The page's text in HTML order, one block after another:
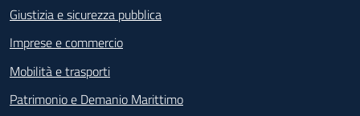
Giustizia e sicurezza pubblica
Imprese e commercio
Mobilità e trasporti
Patrimonio e Demanio Marittimo